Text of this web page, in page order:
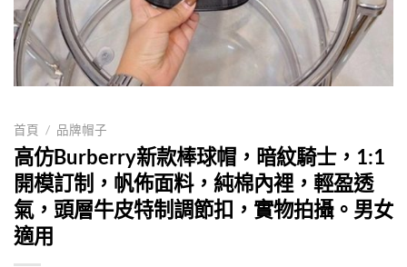
首頁 / 品牌帽子
高仿Burberry新款棒球帽，暗紋騎士，1:1
開模訂制，帆佈面料，純棉內裡，輕盈透
氣，頭層牛皮特制調節扣，實物拍攝。男女
適用